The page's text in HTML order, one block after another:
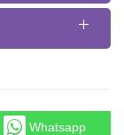
Whatsapp